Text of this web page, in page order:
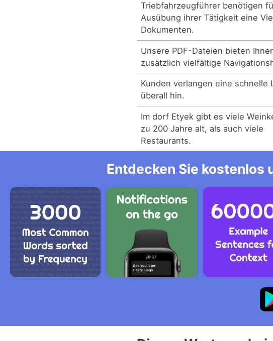
Triebfahrzeugführer benötigen
Ausübung ihrer Tätigkeit eine
Dokumenten.
Unsere PDF-Dateien bieten
zusätzlich vielfältige
Kunden verlangen eine schnelle
überall hin.
Im dorf Etyek gibt es viele
zu 200 Jahre alt, als auch viele
Restaurants.
Entdecken Sie kostenlos